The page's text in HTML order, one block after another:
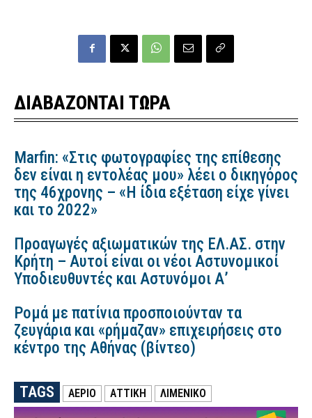
ΔΙΑΒΑΖΟΝΤΑΙ ΤΩΡΑ
Marfin: «Στις φωτογραφίες της επίθεσης
δεν είναι η εντολέας μου» λέει ο δικηγόρος
της 46χρονης – «Η ίδια εξέταση είχε γίνει
και το 2022»
Προαγωγές αξιωματικών της ΕΛ.ΑΣ. στην
Κρήτη – Αυτοί είναι οι νέοι Αστυνομικοί
Υποδιευθυντές και Αστυνόμοι Α’
Ρομά με πατίνια προσποιούνταν τα
ζευγάρια και «ρήμαζαν» επιχειρήσεις στο
κέντρο της Αθήνας (βίντεο)
TAGS ΑΕΡΙΟ ΑΤΤΙΚΗ ΛΙΜΕΝΙΚΟ